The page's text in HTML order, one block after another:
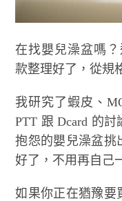
在找嬰兒澡盆嗎
款整理好了，從規
我研究了蝦皮、
PTT 跟 Dcard 的
抱怨的嬰兒澡盆挑
好了，不用再自己
如果你正在猶豫要